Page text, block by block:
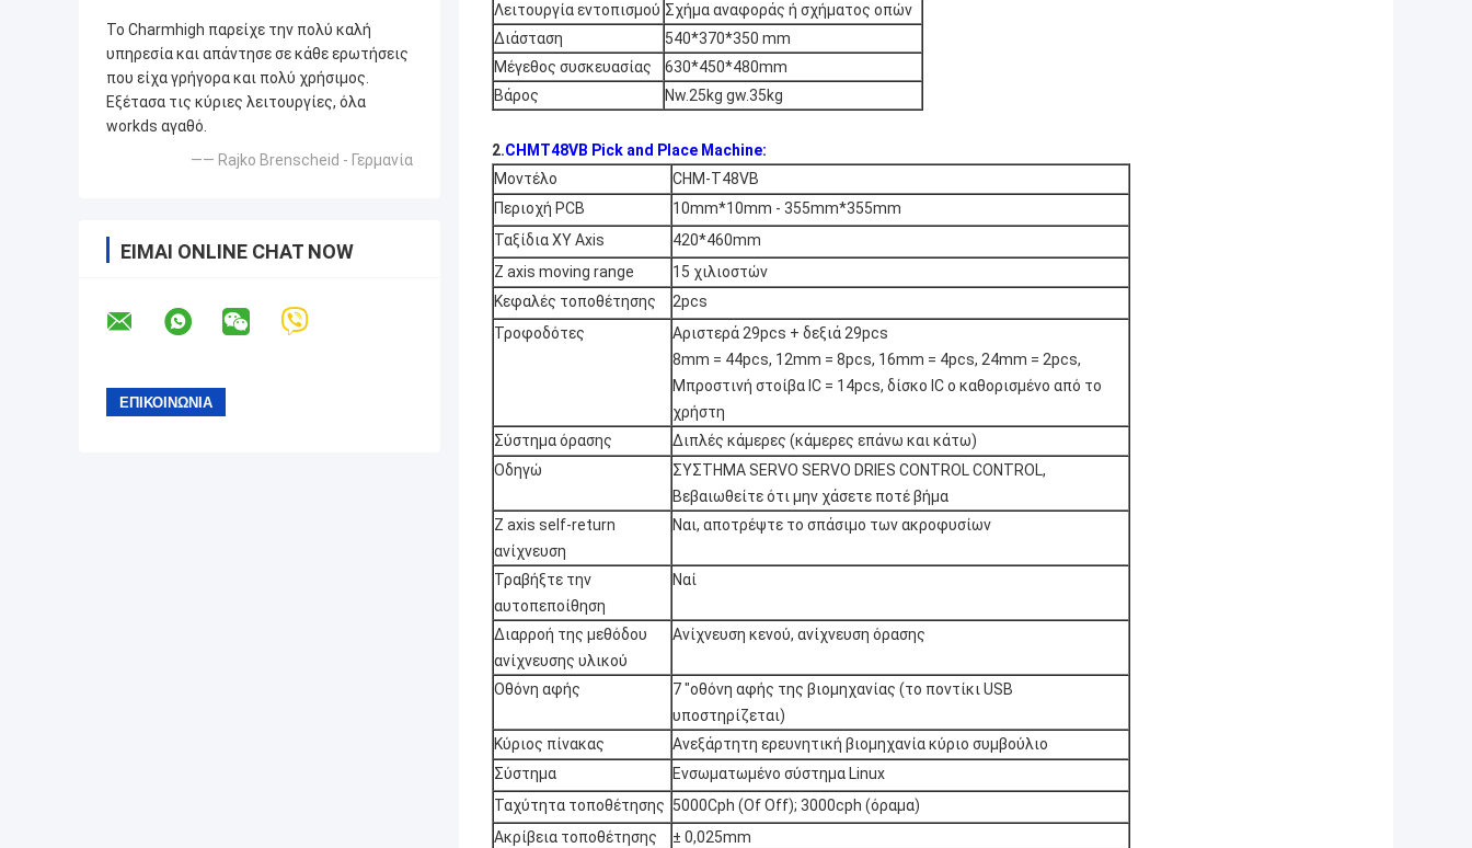
Το Charmhigh παρείχε την πολύ καλή
υπηρεσία και απάντησε σε κάθε ερωτήσεις
που είχα γρήγορα και πολύ χρήσιμος.
Εξέτασα τις κύριες λειτουργίες, όλα
workds αγαθό.
—— Rajko Brenscheid - Γερμανία
ΕΊΜΑΙ ONLINE CHAT NOW
Λειτουργία εντοπισμού Σχήμα αναφοράς ή σχήματος οπών
Διάσταση
540*370*350 mm
Μέγεθος συσκευασίας
630*450*480mm
Βάρος
Nw.25kg gw.35kg
2.CHMT48VB Pick and Place Machine:
Μοντέλο
CHM-T48VB
Περιοχή PCB
10mm*10mm - 355mm*355mm
Ταξίδια XY Axis
420*460mm
Z axis moving range
15 χιλιοστών
Κεφαλές τοποθέτησης
2pcs
Τροφοδότες
Αριστερά 29pcs + δεξιά 29pcs
8mm = 44pcs, 12mm = 8pcs, 16mm = 4pcs, 24mm = 2pcs,
Μπροστινή στοίβα IC = 14pcs, δίσκο IC ο καθορισμένο από το
χρήστη
Σύστημα όρασης
Διπλές κάμερες (κάμερες επάνω και κάτω)
Οδηγώ
ΣΥΣΤΗΜΑ SERVO SERVO DRIES CONTROL CONTROL,
Βεβαιωθείτε ότι μην χάσετε ποτέ βήμα
Z axis self-return
ανίχνευση
Ναι, αποτρέψτε το σπάσιμο των ακροφυσίων
Τραβήξτε την
αυτοπεποίθηση
Ναί
Διαρροή της μεθόδου
ανίχνευσης υλικού
Ανίχνευση κενού, ανίχνευση όρασης
Οθόνη αφής
7 "οθόνη αφής της βιομηχανίας (το ποντίκι USB
υποστηρίζεται)
Κύριος πίνακας
Ανεξάρτητη ερευνητική βιομηχανία κύριο συμβούλιο
Σύστημα
Ενσωματωμένο σύστημα Linux
Ταχύτητα τοποθέτησης 5000Cph (Of Off); 3000cph (όραμα)
Ακρίβεια τοποθέτησης
± 0,025mm